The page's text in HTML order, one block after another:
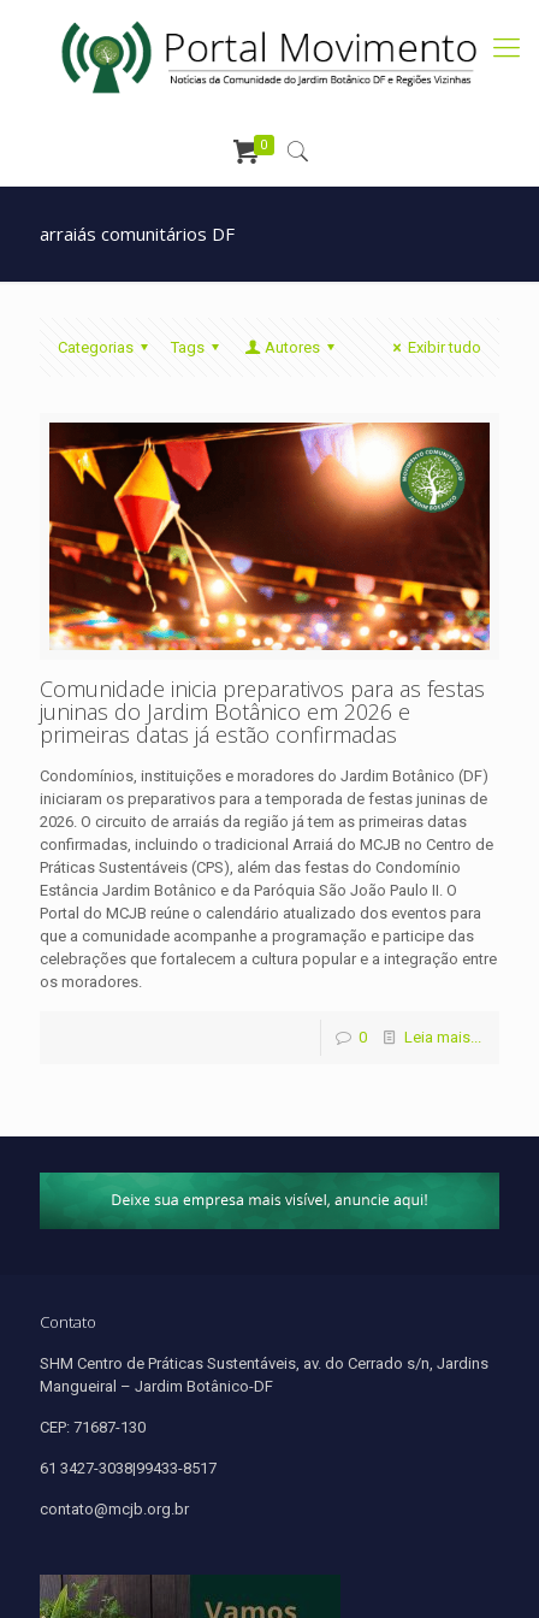
0
arraiás comunitários DF
Categorias Tags Autores Exibir tudo
Comunidade inicia preparativos para as festas
juninas do Jardim Botânico em 2026 e
primeiras datas já estão confirmadas
Condomínios, instituições e moradores do Jardim Botânico (DF)
iniciaram os preparativos para a temporada de festas juninas de
2026. O circuito de arraiás da região já tem as primeiras datas
confirmadas, incluindo o tradicional Arraiá do MCJB no Centro de
Práticas Sustentáveis (CPS), além das festas do Condomínio
Estância Jardim Botânico e da Paróquia São João Paulo II. O
Portal do MCJB reúne o calendário atualizado dos eventos para
que a comunidade acompanhe a programação e participe das
celebrações que fortalecem a cultura popular e a integração entre
os moradores.
0 Leia mais...
Contato
SHM Centro de Práticas Sustentáveis, av. do Cerrado s/n, Jardins
Mangueiral – Jardim Botânico-DF
CEP: 71687-130
61 3427-3038|99433-8517
contato@mcjb.org.br